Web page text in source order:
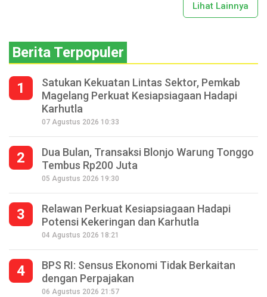
Lihat Lainnya
Berita Terpopuler
1
Satukan Kekuatan Lintas Sektor, Pemkab
Magelang Perkuat Kesiapsiagaan Hadapi
Karhutla
07 Agustus 2026 10:33
2
Dua Bulan, Transaksi Blonjo Warung Tonggo
Tembus Rp200 Juta
05 Agustus 2026 19:30
3
Relawan Perkuat Kesiapsiagaan Hadapi
Potensi Kekeringan dan Karhutla
04 Agustus 2026 18:21
4
BPS RI: Sensus Ekonomi Tidak Berkaitan
dengan Perpajakan
06 Agustus 2026 21:57